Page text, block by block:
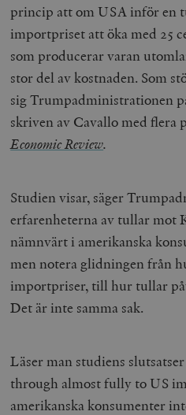
princip att om USA inför en
importpriset att öka med 25
som producerar varan
stor del av kostnaden. Som
sig Trumpadministrationen
skriven av Cavallo med flera
Economic Review.
Studien visar, säger
erfarenheterna av tullar mot
nämnvärt i amerikanska
men notera glidningen från
importpriser, till hur tullar
Det är inte samma sak.
Läser man studiens
through almost fully to US
amerikanska konsumenter